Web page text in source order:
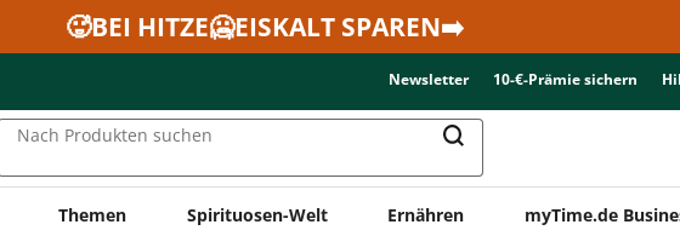
🥵BEI HITZE🥶EISKALT SPAREN➡️
Newsletter 10-€-Prämie sichern
Nach Produkten suchen
Themen Spirituosen-Welt Ernähren myTime.de